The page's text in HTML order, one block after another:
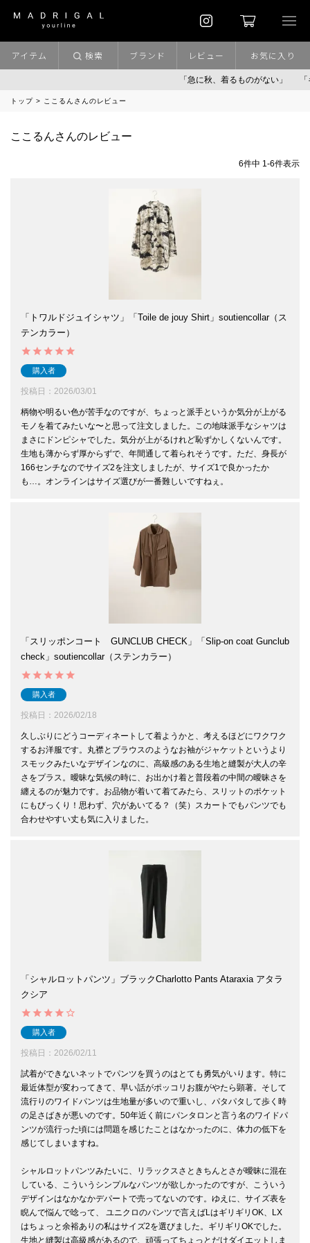
「急に秋、着るものがない」 「
アイテム 検索 ブランド レビュー お気に入り
トップ ここるんさんのレビュー
ここるんさんのレビュー
6件中 1-6件表示
「トワルドジュイシャツ」「Toile de jouy Shirt」soutiencollar（ス
テンカラー）
購入者
投稿日 2026/03/01
柄物や明るい色が苦手なのですが、ちょっと派手というか気分が上がる
モノを着てみたいな〜と思って注文しました。この地味派手なシャツは
まさにドンピシャでした。気分が上がるけれど恥ずかしくないんです。
生地も薄からず厚からずで、年間通して着られそうです。ただ、身長が
166センチなのでサイズ2を注文しましたが、サイズ1で良かったか
も…。オンラインはサイズ選びが一番難しいですねぇ。
「スリッポンコート GUNCLUB CHECK」「Slip-on coat Gunclub
check」soutiencollar（ステンカラー）
購入者
投稿日 2026/02/18
久しぶりにどうコーディネートして着ようかと、考えるほどにワクワク
するお洋服です。丸襟とブラウスのようなお袖がジャケットというより
スモックみたいなデザインなのに、高級感のある生地と縫製が大人の辛
さをプラス。曖昧な気候の時に、お出かけ着と普段着の中間の曖昧さを
纏えるのが魅力です。お品物が着いて着てみたら、スリットのポケット
にもびっくり！思わず、穴があいてる？（笑）スカートでもパンツでも
「シャルロットパンツ」ブラックCharlotto Pants Ataraxia アタラ
クシア
購入者
投稿日 2026/02/11
試着ができないネットでパンツを買うのはとても勇気がいります。特に
最近体型が変わってきて、早い話がポッコリお腹がやたら顕著。そして
流行りのワイドパンツは生地量が多いので重いし、パタパタして歩く時
の足さばきが悪いのです。50年近く前にパンタロンと言う名のワイドパ
ンツが流行った頃には問題を感じたことはなかったのに、体力の低下を
感じてしまいますね。
シャルロットパンツみたいに、リラックスさときちんとさが曖昧に混在
している、こういうシンプルなパンツが欲しかったのですが、こういう
デザインはなかなかデパートで売ってないのです。ゆえに、サイズ表を
睨んで悩んで唸って、 ユニクロのパンツで言えばLはギリギリOK、LX
はちょっと余裕ありの私はサイズ2を選びました。ギリギリOKでした。
生地と縫製は高級感があるので、頑張ってちょっとだけダイエットしま